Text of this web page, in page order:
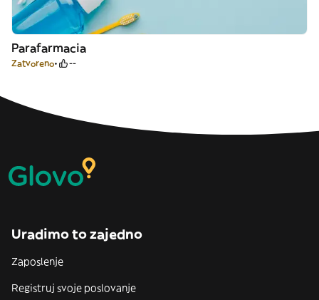
Parafarmacia
Zatvoreno --
Uradimo to zajedno
Zaposlenje
Registruj svoje poslovanje